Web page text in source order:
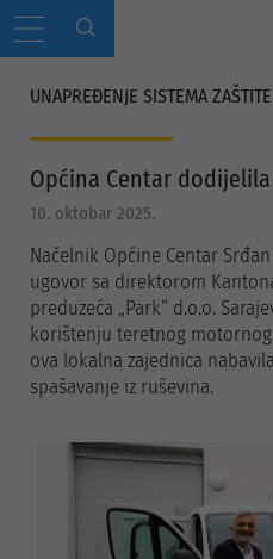
UNAPREĐENJE SISTEMA
Općina Centar dodijelila
10. oktobar 2025.
Načelnik Općine Centar
ugovor sa direktorom
preduzeća „Park“ d.o.o.
korištenju teretnog
ova lokalna zajednica
spašavanje iz ruševina.